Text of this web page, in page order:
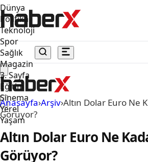
Dünya
Politika
Teknoloji
Spor
Sağlık
Magazin
3. Sayfa
Eğitim
Sinema
Yerel
Yaşam
Anasayfa›Arşiv›Altın Dolar Euro Ne
Görüyor?
Altın Dolar Euro Ne
Görüyor?